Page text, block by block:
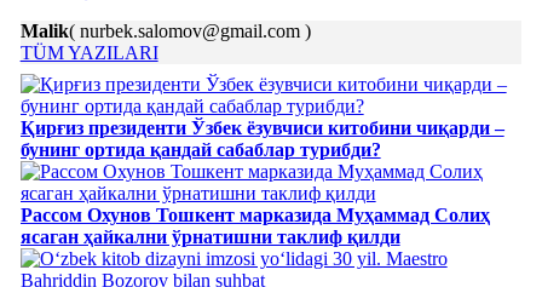
Malik( nurbek.salomov@gmail.com )
TÜM YAZILARI
Қирғиз президенти Ўзбек ёзувчиси китобини чиқарди –
бунинг ортида қандай сабаблар турибди?
Рассом Охунов Тошкент марказида Муҳаммад Солиҳ
яcаган ҳайкални ўрнатишни таклиф қилди